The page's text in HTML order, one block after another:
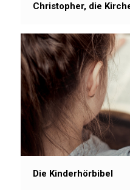
Christopher, die
Die Kinderhörbibel